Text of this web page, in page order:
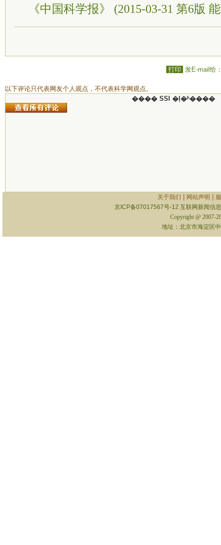
《中国科学报》 (2015-03-31 第6版
打印 发E-mail给
以下评论只代表网友个人观点，不代表科学网观点。
���� SSI �ļ�ʱ����
关于我们 网站声明
京ICP备07017567号-12 互联网新闻信
Copyright @ 2007-
地址：北京市海淀区